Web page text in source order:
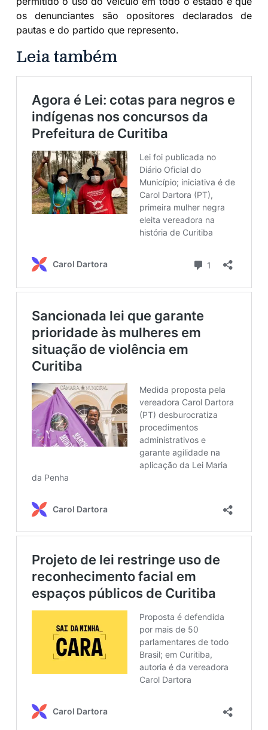
os denunciantes são opositores declarados de
pautas e do partido que represento.
Leia também